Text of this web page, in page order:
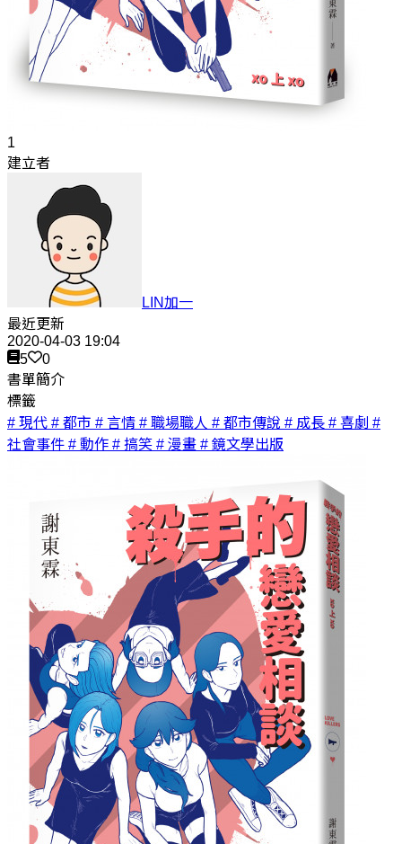
1
建立者
LIN加一
最近更新
2020-04-03 19:04
5
0
書單簡介
標籤
# 現代 # 都市 # 言情 # 職場職人 # 都市傳說 # 成長 # 喜劇 #
社會事件 # 動作 # 搞笑 # 漫畫 # 鏡文學出版